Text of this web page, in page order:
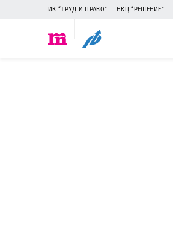
ИК “ТРУД И ПРАВО” НКЦ “РЕШЕНИЕ”